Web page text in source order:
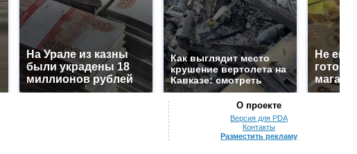
На Урале из казны
были украдены 18
миллионов рублей
Как выглядит место
крушение вертолета на
Кавказе: смотреть
Не
О проекте
Версия для PDA
Контакты
Разместить рекламу